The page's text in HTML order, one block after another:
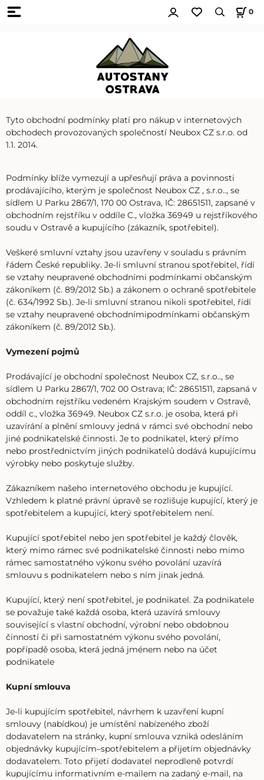
0
Tyto obchodní podmínky platí pro nákup v internetových
obchodech provozovaných společností Neubox CZ s.r.o. od
1.1. 2014.
Podmínky blíže vymezují a upřesňují práva a povinnosti
prodávajícího, kterým je společnost Neubox CZ , s.r.o.., se
sídlem U Parku 2867/1, 170 00 Ostrava, IČ: 28651511, zapsané v
obchodním rejstříku v oddíle C., vložka 36949 u rejstříkového
soudu v Ostravě a kupujícího (zákazník, spotřebitel).
Veškeré smluvní vztahy jsou uzavřeny v souladu s právním
řádem České republiky. Je-li smluvní stranou spotřebitel, řídí
se vztahy neupravené obchodními podmínkami občanským
zákoníkem (č. 89/2012 Sb.) a zákonem o ochraně spotřebitele
(č. 634/1992 Sb.). Je-li smluvní stranou nikoli spotřebitel, řídí
se vztahy neupravené obchodnímipodmínkami občanským
zákoníkem (č. 89/2012 Sb.).
Vymezení pojmů
Prodávající je obchodní společnost Neubox CZ, s.r.o.., se
sídlem U Parku 2867/1, 702 00 Ostrava; IČ: 28651511, zapsaná v
obchodním rejstříku vedeném Krajským soudem v Ostravě,
oddíl c., vložka 36949. Neubox CZ s.r.o. je osoba, která při
uzavírání a plnění smlouvy jedná v rámci své obchodní nebo
jiné podnikatelské činnosti. Je to podnikatel, který přímo
nebo prostřednictvím jiných podnikatelů dodává kupujícímu
výrobky nebo poskytuje služby.
Zákazníkem našeho internetového obchodu je kupující.
Vzhledem k platné právní úpravě se rozlišuje kupující, který je
spotřebitelem a kupující, který spotřebitelem není.
Kupující spotřebitel nebo jen spotřebitel je každý člověk,
který mimo rámec své podnikatelské činnosti nebo mimo
rámec samostatného výkonu svého povolání uzavírá
smlouvu s podnikatelem nebo s ním jinak jedná.
Kupující, který není spotřebitel, je podnikatel. Za podnikatele
se považuje také každá osoba, která uzavírá smlouvy
související s vlastní obchodní, výrobní nebo obdobnou
činností či při samostatném výkonu svého povolání,
popřípadě osoba, která jedná jménem nebo na účet
podnikatele
Kupní smlouva
Je-li kupujícím spotřebitel, návrhem k uzavření kupní
smlouvy (nabídkou) je umístění nabízeného zboží
dodavatelem na stránky, kupní smlouva vzniká odesláním
objednávky kupujícím–spotřebitelem a přijetím objednávky
dodavatelem. Toto přijetí dodavatel neprodleně potvrdí
kupujícímu informativním e-mailem na zadaný e-mail, na